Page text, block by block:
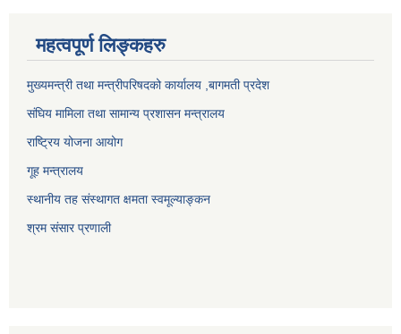
महत्वपूर्ण लिङ्कहरु
मुख्यमन्त्री तथा मन्त्रीपरिषदको कार्यालय ,बागमती प्रदेश
संघिय मामिला तथा सामान्य प्रशासन मन्त्रालय
राष्ट्रिय योजना आयोग
गूह मन्त्रालय
स्थानीय तह संस्थागत क्षमता स्वमूल्याङ्कन
श्रम संसार प्रणाली